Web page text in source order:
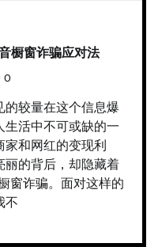
橱窗诈骗应对法
0
的较量在这个信息爆
生活中不可或缺的一
和网红的变现利
丽的背后，却隐藏着
窗诈骗。面对这样的
不